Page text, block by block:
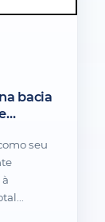
bacia
seu